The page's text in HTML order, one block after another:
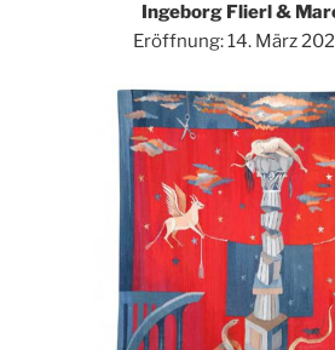
Ingeborg Flierl &
Eröffnung: 14. März